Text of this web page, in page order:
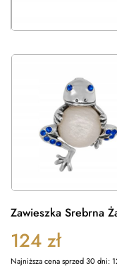
Zawieszka Srebrna
124 zł
Najniższa cena sprzed 30 dni: